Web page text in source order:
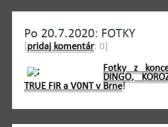
Po 20.7.2020: FOTKY
pridaj komentár: 0]
Fotky z
DINGO,
TRUE FIR a V0NT v Brne!